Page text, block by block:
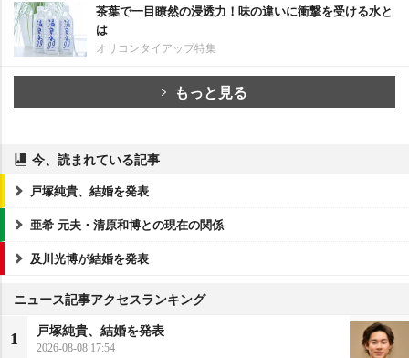
茶葉で一目瞭然の浸透力！味の違いに衝撃を受ける水と
は
オリコンタイアップ特集
もっと見る
今、読まれている記事
戸塚純貴、結婚を発表
亜希 元夫・清原和博との現在の関係
及川光博が結婚を発表
ニュース記事アクセスランキング
1
戸塚純貴、結婚を発表
2026-08-08 17:54